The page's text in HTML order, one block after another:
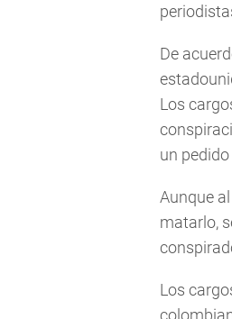
De
Los
un
Aunque
matarlo,
Los